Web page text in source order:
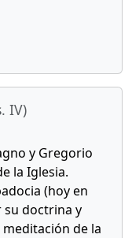
IV)
y Gregorio
la Iglesia.
(hoy en
su doctrina y
de la